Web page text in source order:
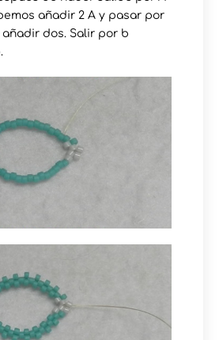
añadir 2 A y pasar por
dos. Salir por b